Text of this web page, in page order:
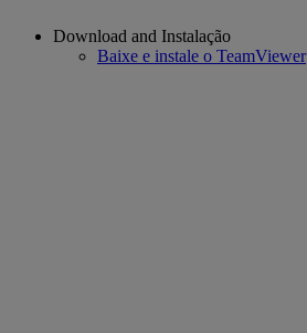
Download and Instalação
Baixe e instale o TeamViewer